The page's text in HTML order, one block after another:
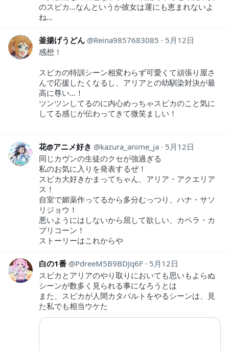
のスピカ…なんというか彼女は運にも恵まれないよ
ね…
釜揚げうどん Reina9857683085
5月12日
感想！
スピカの特訓シーン相変わらず可愛くて頑張り屋さ
んで応援したくなるし、アリアとの幼馴染対決が最
高に尊い…！
ツンツンしてるのに内心めっちゃスピカのこと気に
してる感じが伝わってきて微笑ましい！
花@アニメ好き kazura_anime_ja
5月12日
同じカヴンの生徒のクセが強過ぎる
私のお気に入りを発表するぜ！
スピカ大好きかまってちゃん、アリア・アクエリア
ス！
自室で媚薬作ってるから多分むっつり、ハナ・サソ
リジョウ！
悪いようにはしないから屈して欲しい、カペラ・カ
プリコーン！
ストーリーはこれからや
白の1番 PdreeM5B9BDJq6F
5月12日
スピカとアリアのやり取りにおいても思いもよらぬ
シーンが数多く見られる事になろうとは
また、スピカが人間カタパルトをやるシーンは、見
た私でも相当ウケた